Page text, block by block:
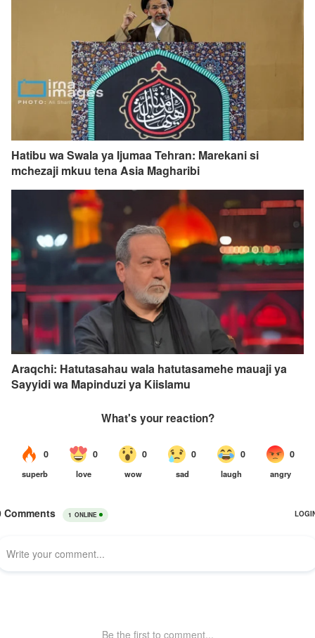
Hatibu wa Swala ya Ijumaa Tehran: Marekani si
mchezaji mkuu tena Asia Magharibi
Araqchi: Hatutasahau wala hatutasamehe mauaji ya
Sayyidi wa Mapinduzi ya Kiislamu